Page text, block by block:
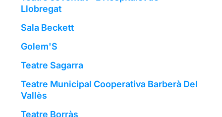
Llobregat
Sala Beckett
Golem'S
Teatre Sagarra
Teatre Municipal Cooperativa Barberà Del
Vallès
Teatre Borràs